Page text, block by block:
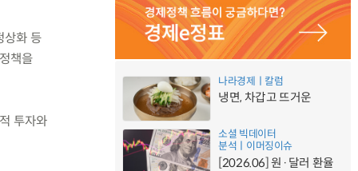
상화 등
책을
투자와
나라경제ㅣ칼럼
냉면, 차갑고 뜨거운
소셜 빅데이터
분석ㅣ이머징이슈
[2026.06] 원·달러 환율